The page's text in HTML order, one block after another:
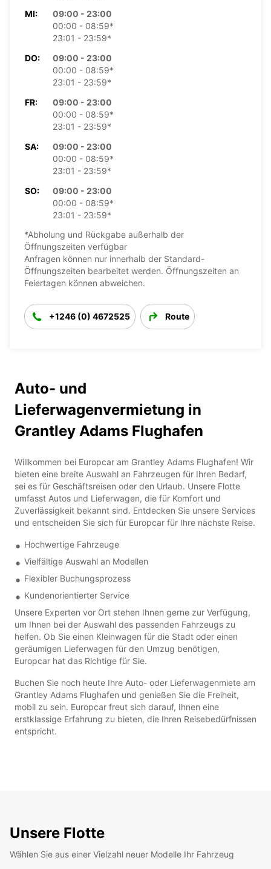
MI:
09:00 - 23:00
00:00 - 08:59*
23:01 - 23:59*
DO:
09:00 - 23:00
00:00 - 08:59*
23:01 - 23:59*
FR:
09:00 - 23:00
00:00 - 08:59*
23:01 - 23:59*
SA:
09:00 - 23:00
00:00 - 08:59*
23:01 - 23:59*
SO:
09:00 - 23:00
00:00 - 08:59*
23:01 - 23:59*
*Abholung und Rückgabe außerhalb der
Öffnungszeiten verfügbar
Anfragen können nur innerhalb der Standard-
Öffnungszeiten bearbeitet werden. Öffnungszeiten an
Feiertagen können abweichen.
+1246 (0) 4672525 Route
Auto- und
Lieferwagenvermietung in
Grantley Adams Flughafen
Willkommen bei Europcar am Grantley Adams Flughafen! Wir
bieten eine breite Auswahl an Fahrzeugen für Ihren Bedarf,
sei es für Geschäftsreisen oder den Urlaub. Unsere Flotte
umfasst Autos und Lieferwagen, die für Komfort und
Zuverlässigkeit bekannt sind. Entdecken Sie unsere Services
und entscheiden Sie sich für Europcar für Ihre nächste Reise.
Hochwertige Fahrzeuge
Vielfältige Auswahl an Modellen
Flexibler Buchungsprozess
Kundenorientierter Service
Unsere Experten vor Ort stehen Ihnen gerne zur Verfügung,
um Ihnen bei der Auswahl des passenden Fahrzeugs zu
helfen. Ob Sie einen Kleinwagen für die Stadt oder einen
geräumigen Lieferwagen für den Umzug benötigen,
Europcar hat das Richtige für Sie.
Buchen Sie noch heute Ihre Auto- oder Lieferwagenmiete am
Grantley Adams Flughafen und genießen Sie die Freiheit,
mobil zu sein. Europcar freut sich darauf, Ihnen eine
erstklassige Erfahrung zu bieten, die Ihren Reisebedürfnissen
entspricht.
Unsere Flotte
Wählen Sie aus einer Vielzahl neuer Modelle Ihr Fahrzeug